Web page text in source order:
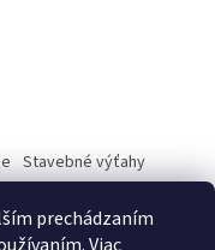
prechádzaním
Stavebné výťahy